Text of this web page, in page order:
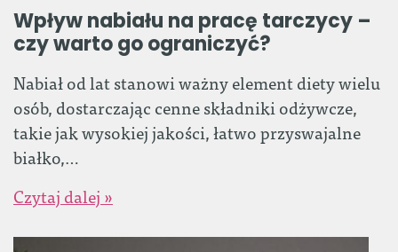
Wpływ nabiału na pracę tarczycy –
czy warto go ograniczyć?
Nabiał od lat stanowi ważny element diety wielu
osób, dostarczając cenne składniki odżywcze,
takie jak wysokiej jakości, łatwo przyswajalne
białko,…
Czytaj dalej »